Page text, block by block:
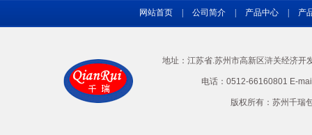
网站首页 公司简介 产品中心 产
地址：江苏省.苏州市高新区浒关经济
电话：0512-66160801 E-
版权所有：苏州千瑞